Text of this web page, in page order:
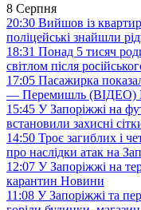
8 Серпня
20:30 Вийшов із
поліцейські знайшли
18:31 Понад 5 тисяч
світлом після
17:05 Пасажирка
— Перемишль (ВІДЕО)
15:45 У Запоріжжі на
встановили захисні
14:50 Троє загиблих і
про наслідки атак на
12:07 У Запоріжжі на
карантин Новини
11:08 У Запоріжжі та